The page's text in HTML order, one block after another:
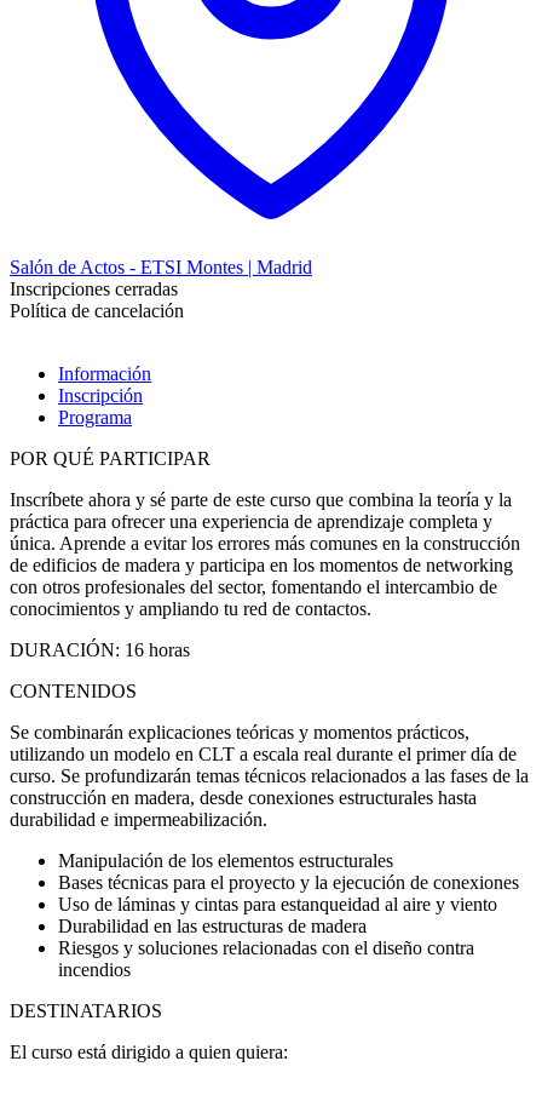
Salón de Actos - ETSI Montes | Madrid
Inscripciones cerradas
Política de cancelación
Información
Inscripción
Programa
POR QUÉ PARTICIPAR
Inscríbete ahora y sé parte de este curso que combina la teoría y la
práctica para ofrecer una experiencia de aprendizaje completa y
única. Aprende a evitar los errores más comunes en la construcción
de edificios de madera y participa en los momentos de networking
con otros profesionales del sector, fomentando el intercambio de
conocimientos y ampliando tu red de contactos.
DURACIÓN: 16 horas
CONTENIDOS
Se combinarán explicaciones teóricas y momentos prácticos,
utilizando un modelo en CLT a escala real durante el primer día de
curso. Se profundizarán temas técnicos relacionados a las fases de la
construcción en madera, desde conexiones estructurales hasta
durabilidad e impermeabilización.
Manipulación de los elementos estructurales
Bases técnicas para el proyecto y la ejecución de conexiones
Uso de láminas y cintas para estanqueidad al aire y viento
Durabilidad en las estructuras de madera
Riesgos y soluciones relacionadas con el diseño contra
incendios
DESTINATARIOS
El curso está dirigido a quien quiera: